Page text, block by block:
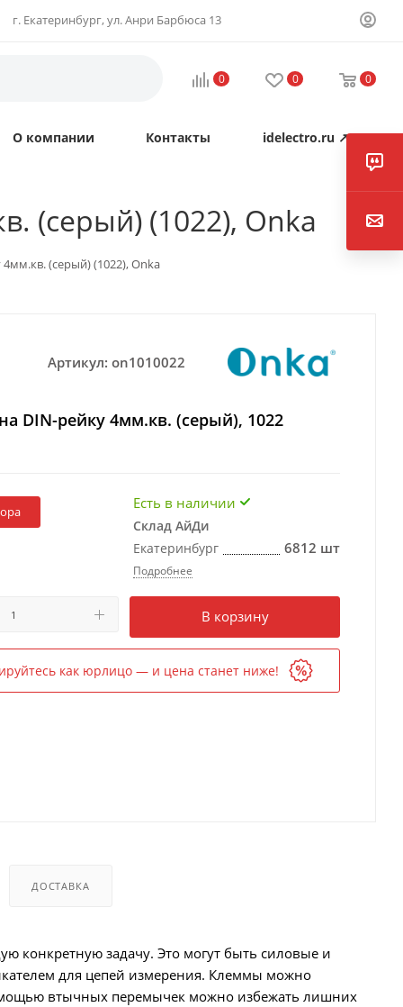
г. Екатеринбург, ул. Анри Барбюса 13
0 0 0
О компании Контакты idelectro.ru ↗
(серый) (1022), Onka
(серый) (1022), Onka
Артикул: on1010022
DIN-рейку 4мм.кв. (серый), 1022
Есть в наличии
Склад АйДи
Екатеринбург
6812 шт
Подробнее
В корзину
как юрлицо — и цена станет ниже!
ДОСТАВКА
задачу. Это могут быть силовые и
для цепей измерения. Клеммы можно
втычных перемычек можно избежать лишних